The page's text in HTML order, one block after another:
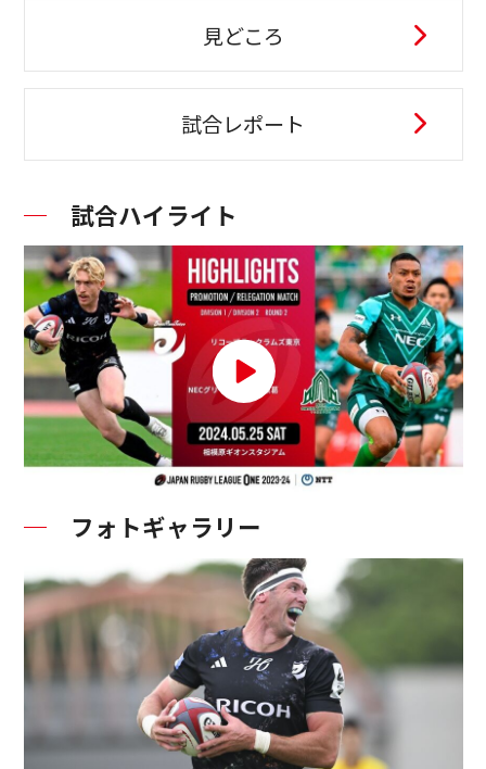
見どころ
試合レポート
試合ハイライト
フォトギャラリー